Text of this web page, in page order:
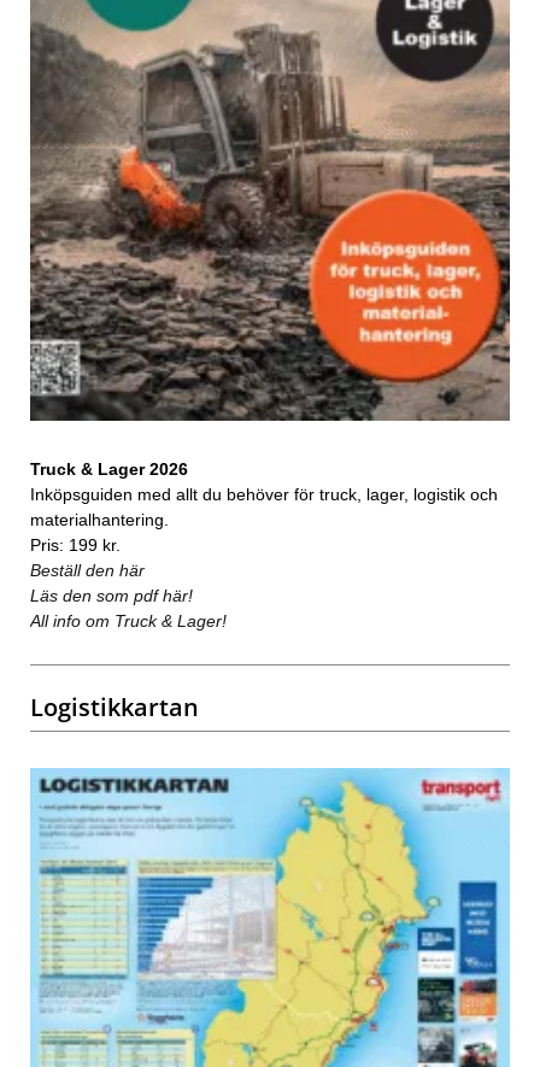
Truck & Lager 2026
Inköpsguiden med allt du behöver för truck, lager, logistik och
materialhantering.
Pris: 199 kr.
Beställ den här
Läs den som pdf här!
All info om Truck & Lager!
Logistikkartan